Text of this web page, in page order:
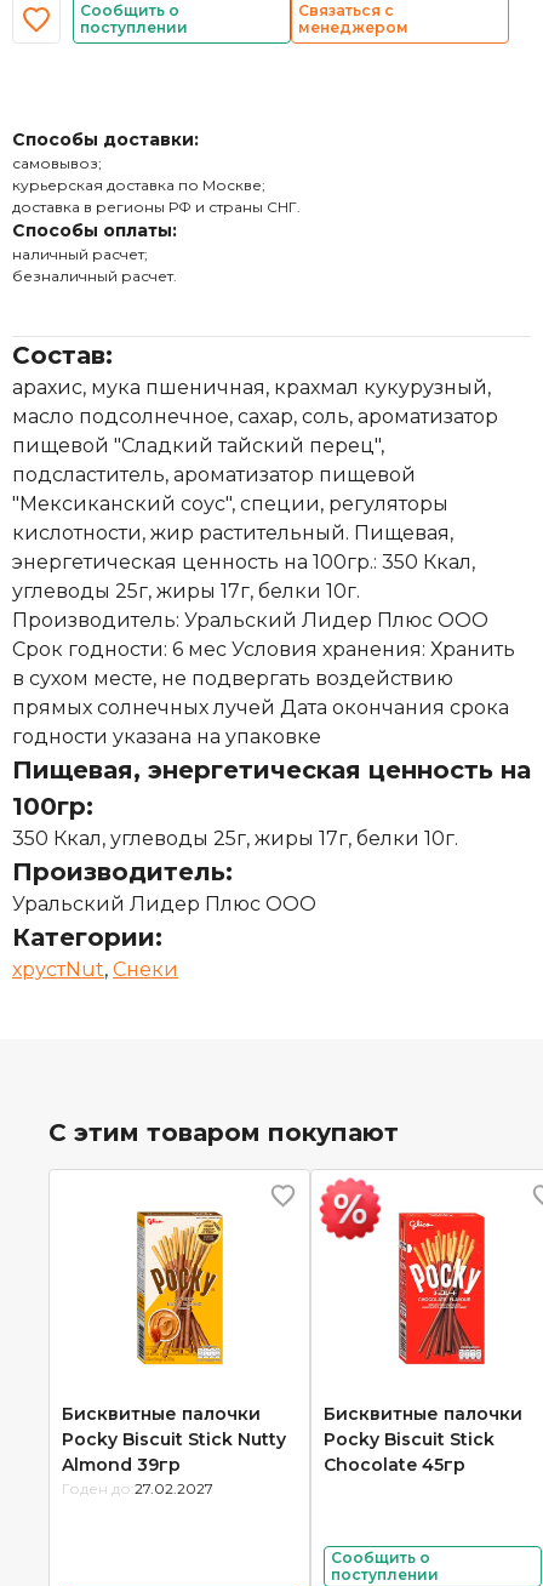
Сообщить о
поступлении
Связаться с
менеджером
Способы доставки:
самовывоз;
курьерская доставка по Москве;
доставка в регионы РФ и страны СНГ.
Способы оплаты:
наличный расчет;
безналичный расчет.
Состав:
арахис, мука пшеничная, крахмал кукурузный,
масло подсолнечное, сахар, соль, ароматизатор
пищевой "Сладкий тайский перец",
подсластитель, ароматизатор пищевой
"Мексиканский соус", специи, регуляторы
кислотности, жир растительный. Пищевая,
энергетическая ценность на 100гр.: 350 Ккал,
углеводы 25г, жиры 17г, белки 10г.
Производитель: Уральский Лидер Плюс ООО
Срок годности: 6 мес Условия хранения: Хранить
в сухом месте, не подвергать воздействию
прямых солнечных лучей Дата окончания срока
годности указана на упаковке
Пищевая, энергетическая ценность на
100гр:
350 Ккал, углеводы 25г, жиры 17г, белки 10г.
Производитель:
Уральский Лидер Плюс ООО
Категории:
хрустNut, Снеки
С этим товаром покупают
Бисквитные палочки
Pocky Biscuit Stick Nutty
Almond 39гр
Годен до: 27.02.2027
Бисквитные палочки
Pocky Biscuit Stick
Chocolate 45гр
Сообщить о
поступлении